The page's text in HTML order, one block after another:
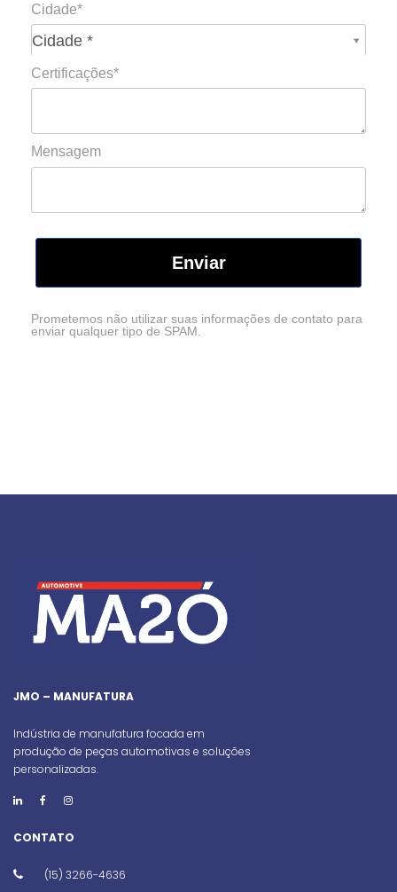
Cidade*
Cidade *
Cidade*
Certificações*
Mensagem
Enviar
Prometemos não utilizar suas informações de contato para
enviar qualquer tipo de SPAM.
JMO – MANUFATURA
Indústria de manufatura focada em
produção de peças automotivas e soluções
personalizadas.
CONTATO
(15) 3266-4636